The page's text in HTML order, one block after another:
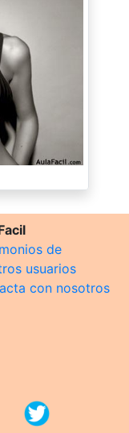
de
usuarios
con nosotros